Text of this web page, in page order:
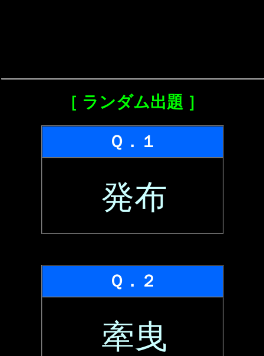
［ ランダム出題 ］
Ｑ．１
発布
Ｑ．２
牽曳